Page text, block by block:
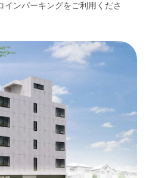
インパーキングをご利用くださ